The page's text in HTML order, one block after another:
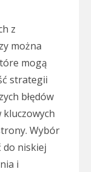
z
można
mogą
strategii
błędów
kluczowych
Wybór
do niskiej
i